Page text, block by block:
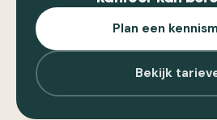
Plan een
Bekijk